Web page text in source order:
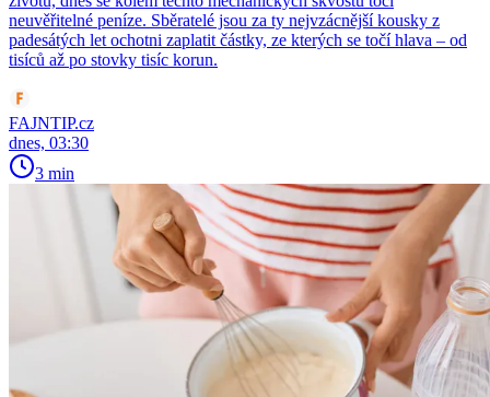
neuvěřitelné peníze. Sběratelé jsou za ty nejvzácnější kousky z
padesátých let ochotni zaplatit částky, ze kterých se točí hlava – od
tisíců až po stovky tisíc korun.
FAJNTIP.cz
dnes, 03:30
3 min